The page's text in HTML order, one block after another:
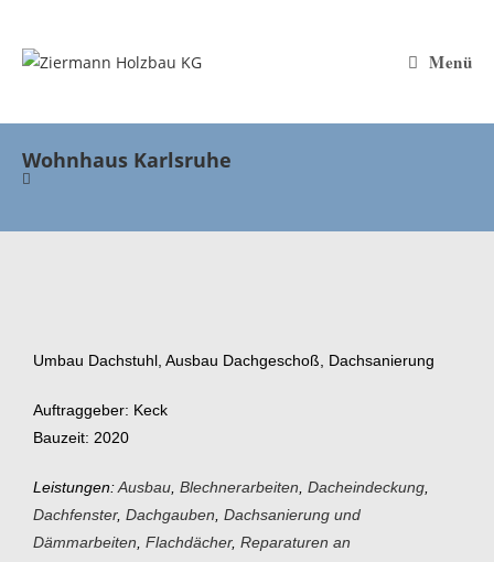
Menü
Wohnhaus Karlsruhe
Umbau Dachstuhl, Ausbau Dachgeschoß, Dachsanierung
Auftraggeber: Keck
Bauzeit: 2020
Leistungen:Ausbau Blechnerarbeiten Dacheindeckung
Dachfenster, Dachgauben Dachsanierung und
Dämmarbeiten Flachdächer, Reparaturen an